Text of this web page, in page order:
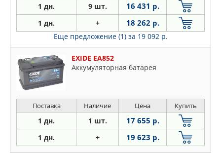
1 дн. 9 шт. 16 431 р.
1 дн. + 18 262 р.
Еще предложение (1) за 19 092 р.
EXIDE EA852
Аккумуляторная батарея
Поставка Наличие Цена Купить
1 дн. 1 шт. 17 655 р.
1 дн. + 19 623 р.